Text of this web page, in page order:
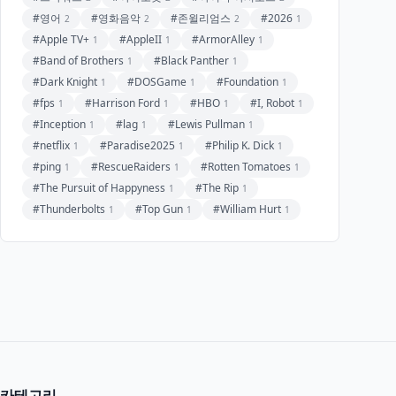
#영어 2 #영화음악 2 #존윌리엄스 2 #2026 1
#Apple TV+ 1 #AppleII 1 #ArmorAlley 1
#Band of Brothers 1 #Black Panther 1
#Dark Knight 1 #DOSGame 1 #Foundation 1
#fps 1 #Harrison Ford 1 #HBO 1 #I, Robot 1
#Inception 1 #lag 1 #Lewis Pullman 1
#netflix 1 #Paradise2025 1 #Philip K. Dick 1
#ping 1 #RescueRaiders 1 #Rotten Tomatoes 1
#The Pursuit of Happyness 1 #The Rip 1
#Thunderbolts 1 #Top Gun 1 #William Hurt 1